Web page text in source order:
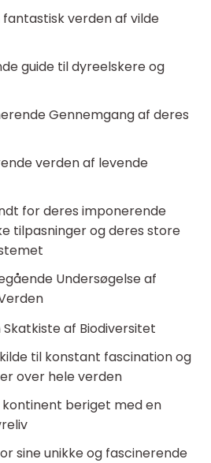
fantastisk verden af vilde
guide til dyreelskere og
Gennemgang af deres
verden af levende
for deres imponerende
tilpasninger og deres store
Undersøgelse af
Skatkiste af Biodiversitet
til konstant fascination og
over hele verden
beriget med en
sine unikke og fascinerende